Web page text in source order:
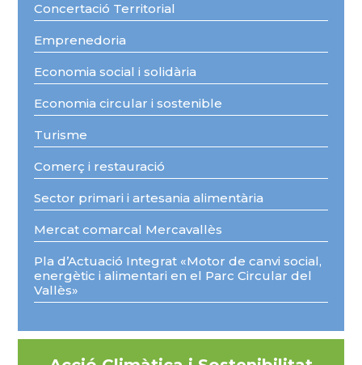
Concertació Territorial
Emprenedoria
Economia social i solidària
Economia circular i sostenible
Turisme
Comerç i restauració
Sector primari i artesania alimentària
Mercat comarcal Mercavallès
Pla d’Actuació Integrat «Motor de canvi social,
energètic i alimentari en el Parc Circular del
Vallès»